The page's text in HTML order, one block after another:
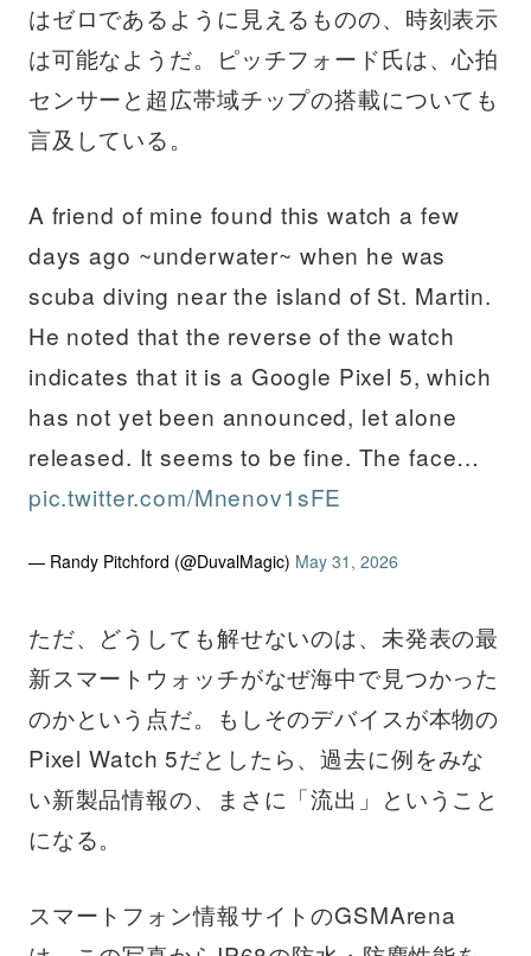
はゼロであるように見えるものの、時刻表示
は可能なようだ。ピッチフォード氏は、心拍
センサーと超広帯域チップの搭載についても
言及している。
A friend of mine found this watch a few
days ago ~underwater~ when he was
scuba diving near the island of St. Martin.
He noted that the reverse of the watch
indicates that it is a Google Pixel 5, which
has not yet been announced, let alone
released. It seems to be fine. The face…
pic.twitter.com/Mnenov1sFE
— Randy Pitchford (@DuvalMagic) May 31, 2026
ただ、どうしても解せないのは、未発表の最
新スマートウォッチがなぜ海中で見つかった
のかという点だ。もしそのデバイスが本物の
Pixel Watch 5だとしたら、過去に例をみな
い新製品情報の、まさに「流出」ということ
になる。
スマートフォン情報サイトのGSMArena